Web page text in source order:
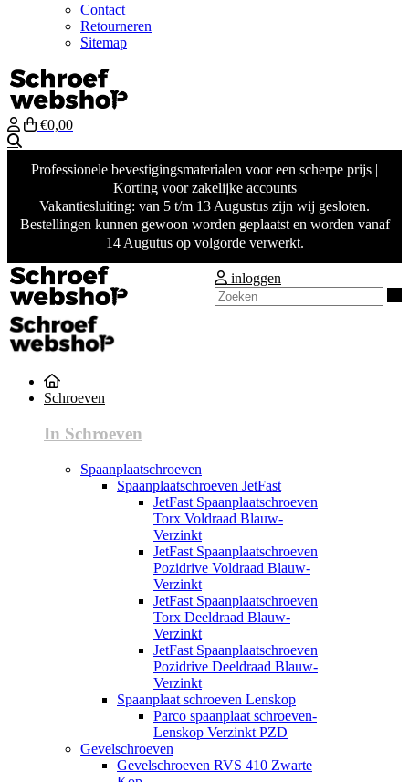
Contact
Retourneren
Sitemap
€0,00
Professionele bevestigingsmaterialen voor een scherpe prijs |
Korting voor zakelijke accounts
Vakantiesluiting: van 5 t/m 13 Augustus zijn wij gesloten.
Bestellingen kunnen gewoon worden geplaatst en worden vanaf
14 Augutus op volgorde verwerkt.
inloggen
Schroeven
In Schroeven
Spaanplaatschroeven
Spaanplaatschroeven JetFast
JetFast Spaanplaatschroeven
Torx Voldraad Blauw-
Verzinkt
JetFast Spaanplaatschroeven
Pozidrive Voldraad Blauw-
Verzinkt
JetFast Spaanplaatschroeven
Torx Deeldraad Blauw-
Verzinkt
JetFast Spaanplaatschroeven
Pozidrive Deeldraad Blauw-
Verzinkt
Spaanplaat schroeven Lenskop
Parco spaanplaat schroeven-
Lenskop Verzinkt PZD
Gevelschroeven
Gevelschroeven RVS 410 Zwarte